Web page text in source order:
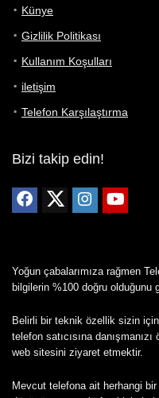
Künye
Gizlilik Politikası
Kullanım Koşulları
iletişim
Telefon Karşılaştırma
Bizi takip edin!
Yoğun çabalarımıza rağmen
bilgilerin %100 doğru olduğunu
Belirli bir teknik özellik sizin
telefon satıcısına
web sitesini ziyaret etmektir.
Mevcut telefona ait herhangi